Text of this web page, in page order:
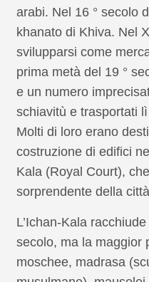
arabi. Nel 16 ° secolo
khanato di Khiva. Nel
svilupparsi come
prima metà del 19 °
e un numero
schiavitù e trasportati
Molti di loro erano
costruzione di edifici
Kala (Royal Court),
sorprendente della
L’Ichan-Kala
secolo, ma la maggior
moschee, madrasa